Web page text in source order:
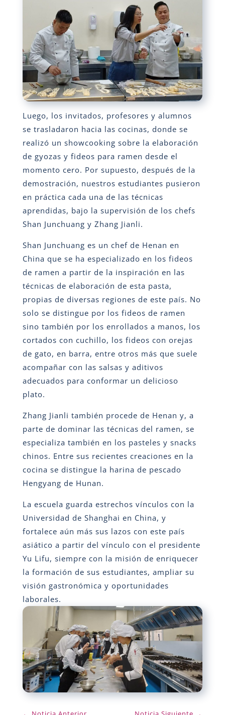
Luego, los invitados, profesores y alumnos
se trasladaron hacia las cocinas, donde se
realizó un showcooking sobre la elaboración
de gyozas y fideos para ramen desde el
momento cero. Por supuesto, después de la
demostración, nuestros estudiantes pusieron
en práctica cada una de las técnicas
aprendidas, bajo la supervisión de los chefs
Shan Junchuang y Zhang Jianli.
Shan Junchuang es un chef de Henan en
China que se ha especializado en los fideos
de ramen a partir de la inspiración en las
técnicas de elaboración de esta pasta,
propias de diversas regiones de este país. No
solo se distingue por los fideos de ramen
sino también por los enrollados a manos, los
cortados con cuchillo, los fideos con orejas
de gato, en barra, entre otros más que suele
acompañar con las salsas y aditivos
adecuados para conformar un delicioso
plato.
Zhang Jianli también procede de Henan y, a
parte de dominar las técnicas del ramen, se
especializa también en los pasteles y snacks
chinos. Entre sus recientes creaciones en la
cocina se distingue la harina de pescado
Hengyang de Hunan.
La escuela guarda estrechos vínculos con la
Universidad de Shanghai en China, y
fortalece aún más sus lazos con este país
asiático a partir del vínculo con el presidente
Yu Lifu, siempre con la misión de enriquecer
la formación de sus estudiantes, ampliar su
visión gastronómica y oportunidades
laborales.